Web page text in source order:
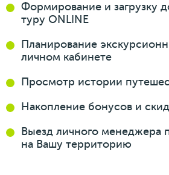
Формирование и загрузку
туру ONLINE
Планирование
личном кабинете
Просмотр истории
Накопление бонусов и
Выезд личного менеджера
на Вашу территорию